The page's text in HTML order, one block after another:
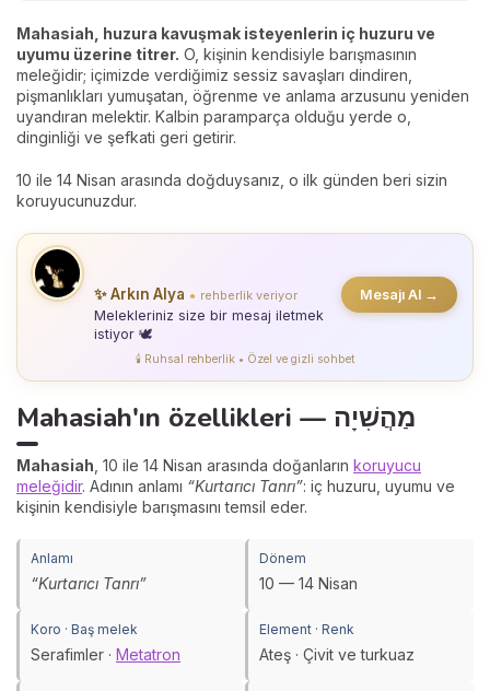
Mahasiah, huzura kavuşmak isteyenlerin iç huzuru ve
uyumu üzerine titrer. O, kişinin kendisiyle barışmasının
meleğidir; içimizde verdiğimiz sessiz savaşları dindiren,
pişmanlıkları yumuşatan, öğrenme ve anlama arzusunu yeniden
uyandıran melektir. Kalbin paramparça olduğu yerde o,
dinginliği ve şefkati geri getirir.
10 ile 14 Nisan arasında doğduysanız, o ilk günden beri sizin
koruyucunuzdur.
✨ Arkın Alya ● rehberlik veriyor
Melekleriniz size bir mesaj iletmek
istiyor 🕊️
Mesajı Al →
🕯️ Ruhsal rehberlik • Özel ve gizli sohbet
Mahasiah'ın özellikleri — מַהֲשִׁיָה
Mahasiah , 10 ile 14 Nisan arasında doğanların koruyucu
meleğidir. Adının anlamı “Kurtarıcı Tanrı”: iç huzuru, uyumu ve
kişinin kendisiyle barışmasını temsil eder.
Anlamı
“Kurtarıcı Tanrı”
Dönem
10 — 14 Nisan
Koro · Baş melek
Serafimler · Metatron
Element · Renk
Ateş · Çivit ve turkuaz